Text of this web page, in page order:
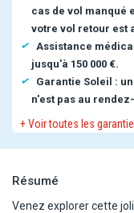
cas de vol manqué
votre vol retour est
Assistance
jusqu'à 150 000 €.
Garantie Soleil :
n'est pas au
+ Voir toutes les
Résumé
Venez explorer cette